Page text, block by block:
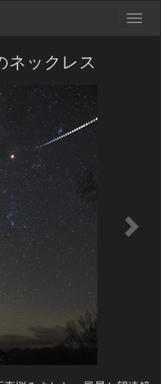
ネックレス